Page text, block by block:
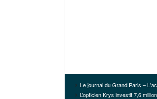
Le journal du Grand Paris –
L’opticien Krys investit 7,6